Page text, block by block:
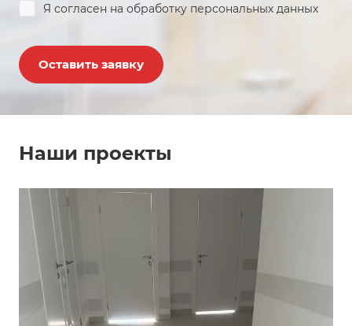
Я согласен на обработку персональных данных
Оставить заявку
Наши проекты